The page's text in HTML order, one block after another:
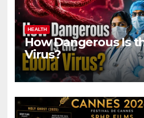
HEALTH
How Dangerous Is
Virus?